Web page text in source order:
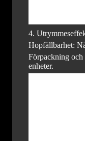
4.
Hopfällbarhet:
Förpackning
enheter.